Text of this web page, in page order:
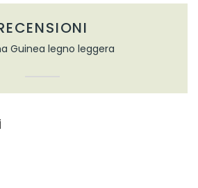
Guinea legno leggera